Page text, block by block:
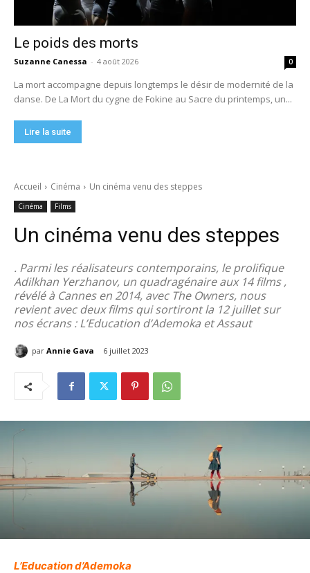
Le poids des morts
Suzanne Canessa - 4 août 2026 0
La mort accompagne depuis longtemps le désir de modernité de la
danse. De La Mort du cygne de Fokine au Sacre du printemps, un...
Lire la suite